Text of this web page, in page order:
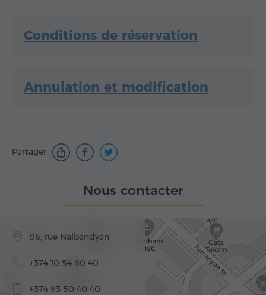
Conditions de réservation
Annulation et modification
Partager
Nous contacter
96, rue Nalbandyan
+374 10 54 60 40
+374 93 50 40 40